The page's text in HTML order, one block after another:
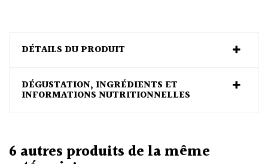
DÉTAILS DU PRODUIT
DÉGUSTATION, INGRÉDIENTS ET
INFORMATIONS NUTRITIONNELLES
6 autres produits de la même